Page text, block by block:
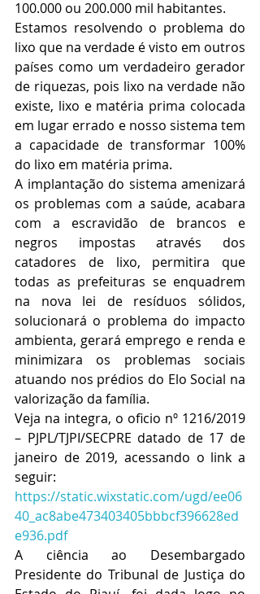
100.000 ou 200.000 mil habitantes.
Estamos resolvendo o problema do
lixo que na verdade é visto em outros
países como um verdadeiro gerador
de riquezas, pois lixo na verdade não
existe, lixo e matéria prima colocada
em lugar errado e nosso sistema tem
a capacidade de transformar 100%
do lixo em matéria prima.
A implantação do sistema amenizará
os problemas com a saúde, acabara
com a escravidão de brancos e
negros impostas através dos
catadores de lixo, permitira que
todas as prefeituras se enquadrem
na nova lei de resíduos sólidos,
solucionará o problema do impacto
ambienta, gerará emprego e renda e
minimizara os problemas sociais
atuando nos prédios do Elo Social na
valorização da família.
Veja na integra, o oficio nº 1216/2019
– PJPL/TJPI/SECPRE datado de 17 de
janeiro de 2019, acessando o link a
seguir:
https://static.wixstatic.com/ugd/ee06
40_ac8abe473403405bbbcf396628ed
e936.pdf
A ciência ao Desembargado
Presidente do Tribunal de Justiça do